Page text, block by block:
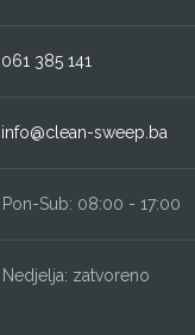
061 385 141
info@clean-sweep.ba
Pon-Sub: 08:00 - 17:00
Nedjelja: zatvoreno